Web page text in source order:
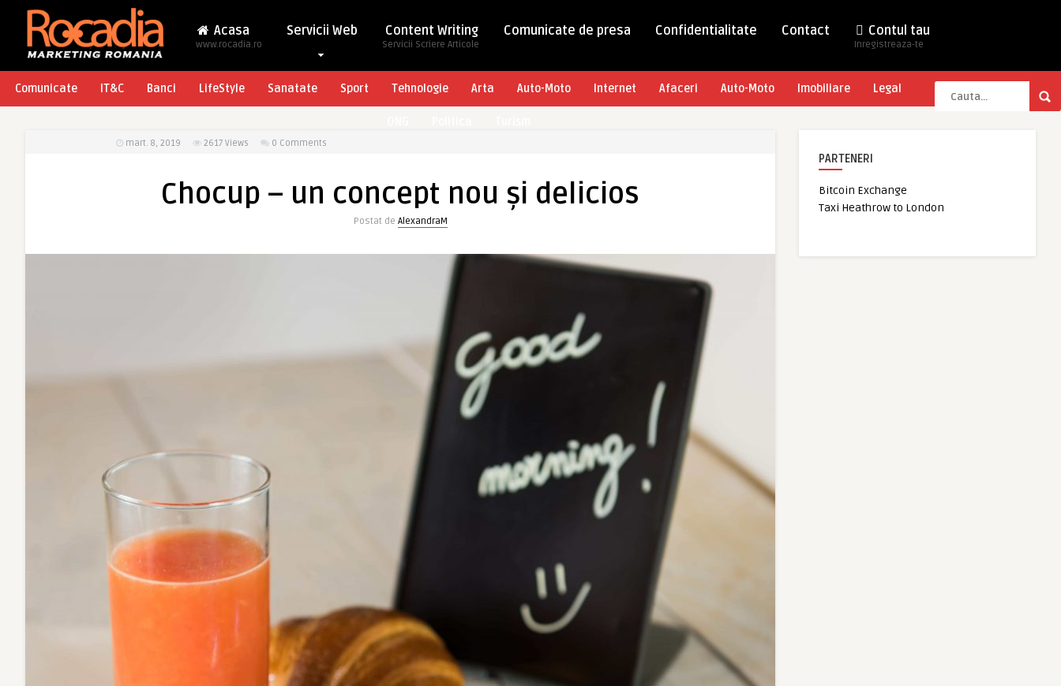
Acasa
www.rocadia.ro
Servicii Web Content Writing
Servicii Scriere Articole
Comunicate de presa Confidentialitate Contact Contul tau
Inregistreaza-te
Comunicate IT&C Banci LifeStyle Sanatate Sport Tehnologie Arta Auto-Moto Internet Afaceri Auto-Moto Imobiliare Legal
mart. 8, 2019 2617 Views 0 Comments
Chocup – un concept nou și delicios
Postat de AlexandraM
PARTENERI
Bitcoin Exchange
Taxi Heathrow to London